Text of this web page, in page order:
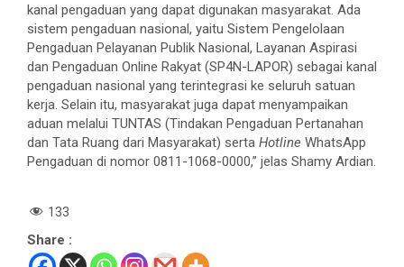
kanal pengaduan yang dapat digunakan masyarakat. Ada
sistem pengaduan nasional, yaitu Sistem Pengelolaan
Pengaduan Pelayanan Publik Nasional, Layanan Aspirasi
dan Pengaduan Online Rakyat (SP4N-LAPOR) sebagai kanal
pengaduan nasional yang terintegrasi ke seluruh satuan
kerja. Selain itu, masyarakat juga dapat menyampaikan
aduan melalui TUNTAS (Tindakan Pengaduan Pertanahan
dan Tata Ruang dari Masyarakat) serta Hotline WhatsApp
Pengaduan di nomor 0811-1068-0000,” jelas Shamy Ardian.
133
Share :